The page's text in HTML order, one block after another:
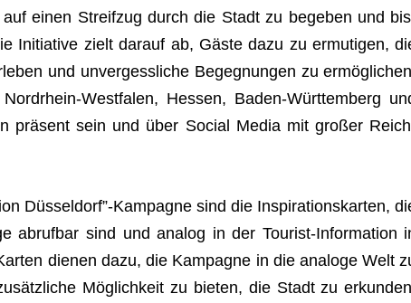
einen Streif­zug durch die Stadt zu bege­ben und
Initia­tive zielt dar­auf ab, Gäste dazu zu ermu­ti­gen,
und unver­gess­li­che Begeg­nun­gen zu
West­fa­len, Hes­sen, Baden-Würt­tem­berg
prä­sent sein und über Social Media mit gro­ßer
Düsseldorf”-Kampagne sind die Inspi­ra­ti­ons­kar­ten,
abruf­bar sind und ana­log in der Tou­rist-Infor­ma­tion
die­nen dazu, die Kam­pa­gne in die ana­loge Welt
Mög­lich­keit zu bie­ten, die Stadt zu